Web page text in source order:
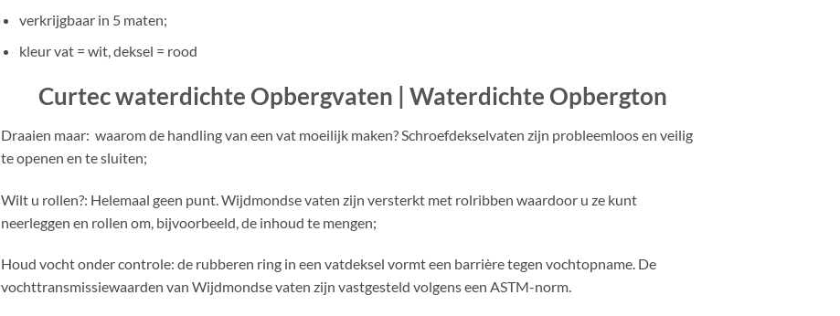
verkrijgbaar in 5 maten;
kleur vat = wit, deksel = rood
Curtec waterdichte Opbergvaten | Waterdichte Opbergton
Draaien maar: waarom de handling van een vat moeilijk maken? Schroefdekselvaten zijn probleemloos en veilig
te openen en te sluiten;
Wilt u rollen?: Helemaal geen punt. Wijdmondse vaten zijn versterkt met rolribben waardoor u ze kunt
neerleggen en rollen om, bijvoorbeeld, de inhoud te mengen;
Houd vocht onder controle: de rubberen ring in een vatdeksel vormt een barrière tegen vochtopname. De
vochttransmissiewaarden van Wijdmondse vaten zijn vastgesteld volgens een ASTM-norm.